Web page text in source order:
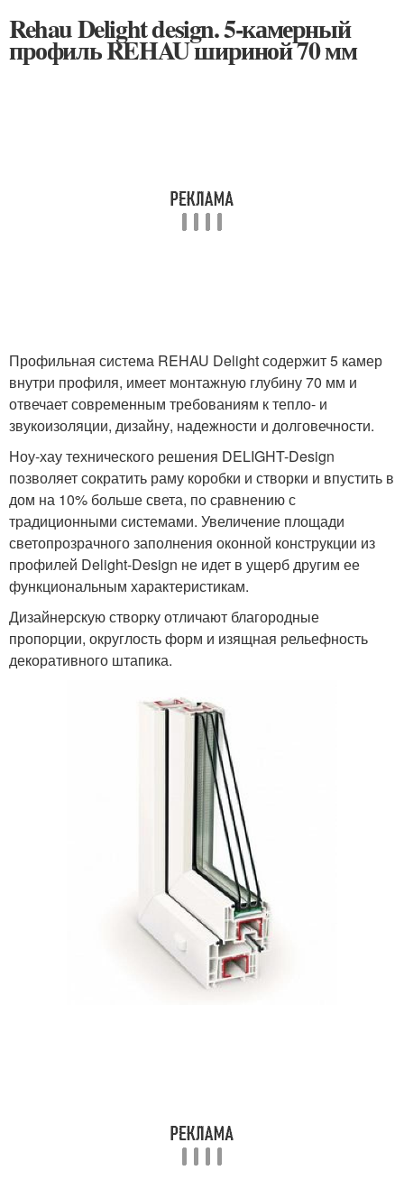
Rehau Delight design. 5-камерный
профиль REHAU шириной 70 мм
Профильная система REHAU Delight содержит 5 камер
внутри профиля, имеет монтажную глубину 70 мм и
отвечает современным требованиям к тепло- и
звукоизоляции, дизайну, надежности и долговечности.
Ноу-хау технического решения DELIGHT-Design
позволяет сократить раму коробки и створки и впустить в
дом на 10% больше света, по сравнению с
традиционными системами. Увеличение площади
светопрозрачного заполнения оконной конструкции из
профилей Delight-Design не идет в ущерб другим ее
функциональным характеристикам.
Дизайнерскую створку отличают благородные
пропорции, округлость форм и изящная рельефность
декоративного штапика.